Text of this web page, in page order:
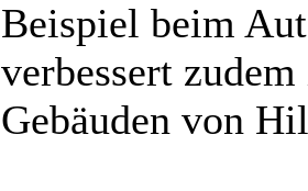
Beispiel beim
verbessert
Gebäuden von